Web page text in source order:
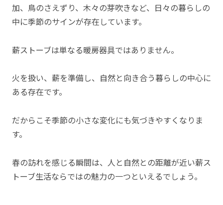
加、鳥のさえずり、木々の芽吹きなど、日々の暮らしの
中に季節のサインが存在しています。
薪ストーブは単なる暖房器具ではありません。
火を扱い、薪を準備し、自然と向き合う暮らしの中心に
ある存在です。
だからこそ季節の小さな変化にも気づきやすくなりま
す。
春の訪れを感じる瞬間は、人と自然との距離が近い薪ス
トーブ生活ならではの魅力の一つといえるでしょう。